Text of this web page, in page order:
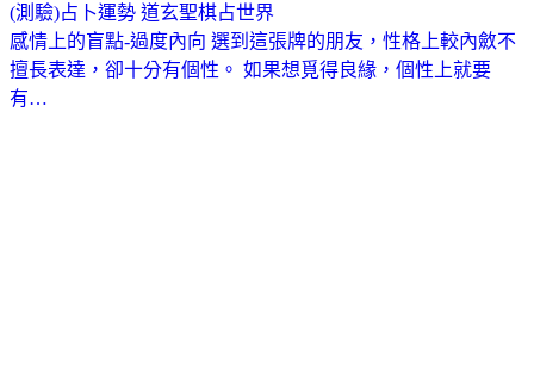
(測驗)占卜運勢 道玄聖棋占世界
感情上的盲點-過度內向 選到這張牌的朋友，性格上較內斂不
擅長表達，卻十分有個性。 如果想覓得良緣，個性上就要
有…